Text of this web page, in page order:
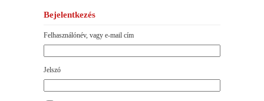
Bejelentkezés
Felhasználónév, vagy e-mail cím
Jelszó